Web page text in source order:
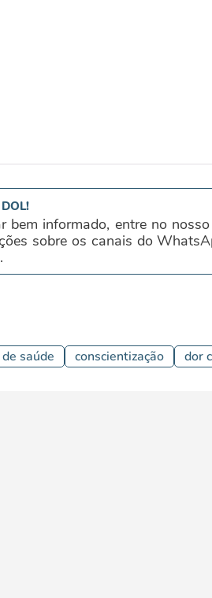
bem informado, entre no
sobre os canais do
.
saúde conscientização dor